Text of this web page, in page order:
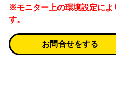
※モニター上の環境設定によ
す。
お問合せをする